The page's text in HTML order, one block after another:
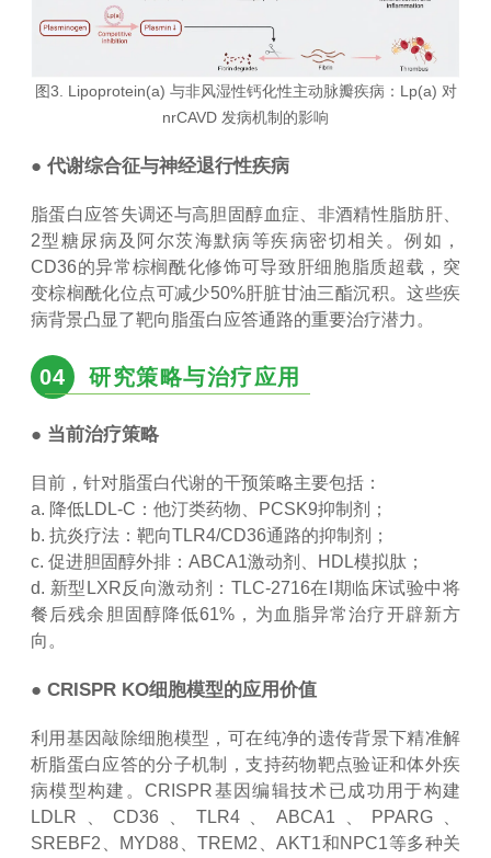
图3. Lipoprotein(a) 与非风湿性钙化性主动脉瓣疾病：Lp(a) 对
nrCAVD 发病机制的影响
● 代谢综合征与神经退行性疾病
脂蛋白应答失调还与高胆固醇血症、非酒精性脂肪肝、
2型糖尿病及阿尔茨海默病等疾病密切相关。例如，
CD36的异常棕榈酰化修饰可导致肝细胞脂质超载，突
变棕榈酰化位点可减少50%肝脏甘油三酯沉积。这些疾
病背景凸显了靶向脂蛋白应答通路的重要治疗潜力。
04 研究策略与治疗应用
● 当前治疗策略
目前，针对脂蛋白代谢的干预策略主要包括：
a. 降低LDL-C：他汀类药物、PCSK9抑制剂；
b. 抗炎疗法：靶向TLR4/CD36通路的抑制剂；
c. 促进胆固醇外排：ABCA1激动剂、HDL模拟肽；
d. 新型LXR反向激动剂：TLC-2716在I期临床试验中将
餐后残余胆固醇降低61%，为血脂异常治疗开辟新方
向。
● CRISPR KO细胞模型的应用价值
利用基因敲除细胞模型，可在纯净的遗传背景下精准解
析脂蛋白应答的分子机制，支持药物靶点验证和体外疾
病模型构建。CRISPR基因编辑技术已成功用于构建
LDLR、CD36、TLR4、ABCA1、PPARG、
SREBF2、MYD88、TREM2、AKT1和NPC1等多种关